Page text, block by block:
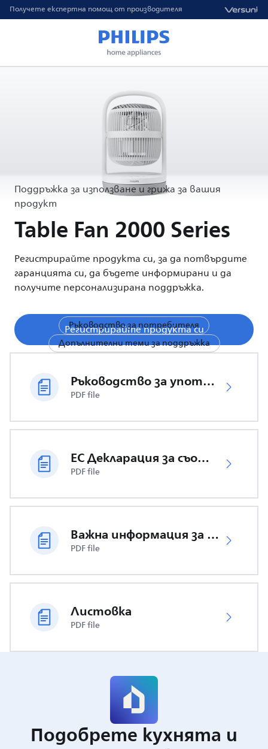
Получете експертна помощ от производителя
Поддръжка за използване и грижа за вашия
продукт
Table Fan 2000 Series
Регистрирайте продукта си, за да потвърдите
гаранцията си, да бъдете информирани и да
получите персонализирана поддръжка.
Регистрирайте продукта си
Ръководство за потребителя
Допълнителни теми за поддръжка
Ръководство за употреба
PDF file
ЕС Декларация за съответствие
PDF file
Важна информация за безопасност
PDF file
Листовка
PDF file
Подобрете кухнята и